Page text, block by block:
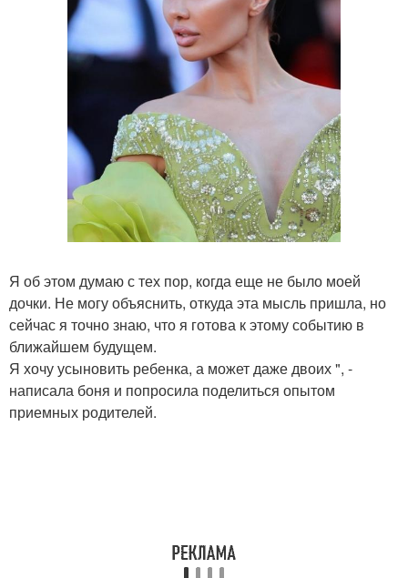
Я об этом думаю с тех пор, когда еще не было моей
дочки. Не могу объяснить, откуда эта мысль пришла, но
сейчас я точно знаю, что я готова к этому событию в
ближайшем будущем.
Я хочу усыновить ребенка, а может даже двоих ", -
написала боня и попросила поделиться опытом
приемных родителей.